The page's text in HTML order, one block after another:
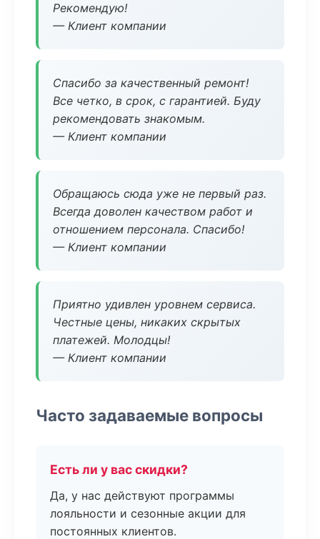
Рекомендую!
— Клиент компании
Спасибо за качественный ремонт!
Все четко, в срок, с гарантией. Буду
рекомендовать знакомым.
— Клиент компании
Обращаюсь сюда уже не первый раз.
Всегда доволен качеством работ и
отношением персонала. Спасибо!
— Клиент компании
Приятно удивлен уровнем сервиса.
Честные цены, никаких скрытых
платежей. Молодцы!
— Клиент компании
Часто задаваемые вопросы
Есть ли у вас скидки?
Да, у нас действуют программы
лояльности и сезонные акции для
постоянных клиентов.